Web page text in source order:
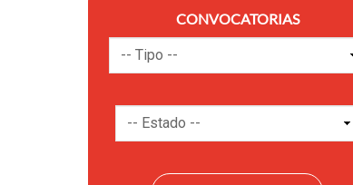
CONVOCATORIAS